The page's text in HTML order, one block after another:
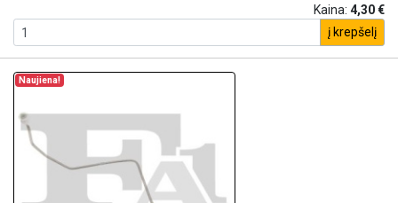
Kaina: 4,30 €
į krepšelį
Naujiena!